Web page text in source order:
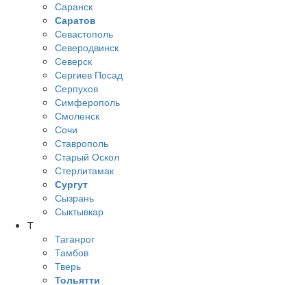
Саранск
Саратов
Севастополь
Северодвинск
Северск
Сергиев Посад
Серпухов
Симферополь
Смоленск
Сочи
Ставрополь
Старый Оскол
Стерлитамак
Сургут
Сызрань
Сыктывкар
Т
Таганрог
Тамбов
Тверь
Тольятти